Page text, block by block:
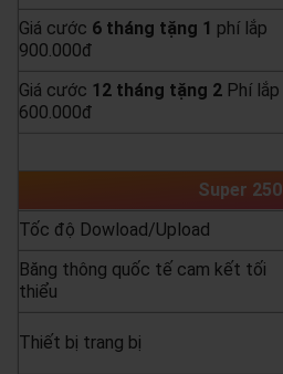
Giá cước 6 tháng tặng 1 phí lắp
900.000đ
Giá cước 12 tháng tặng 2 Phí lắp
600.000đ
Super 250
Tốc độ Dowload/Upload
Băng thông quốc tế cam kết tối
thiểu
Thiết bị trang bị